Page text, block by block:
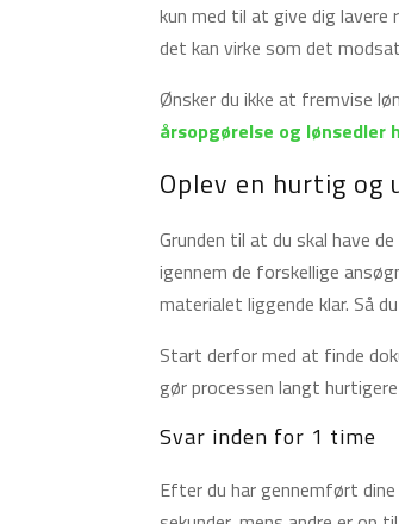
kun med til at give dig
det kan virke som det
Ønsker du ikke at fremvise
årsopgørelse og lønsedler
Oplev en hurtig og
Grunden til at du skal have
igennem de forskellige
materialet liggende klar. Så
Start derfor med at finde
gør processen langt
Svar inden for 1 time
Efter du har gennemført